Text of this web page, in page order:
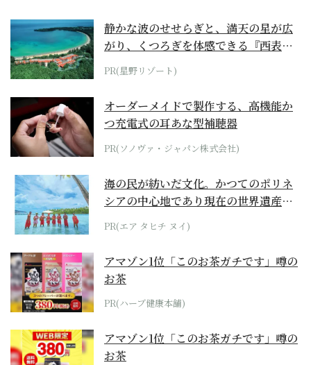
静かな波のせせらぎと、満天の星が広
がり、くつろぎを体感できる『西表島
ホテル by...
PR(星野リゾート)
オーダーメイドで製作する、高機能か
つ充電式の耳あな型補聴器
PR(ソノヴァ・ジャパン株式会社)
海の民が紡いだ文化。かつてのポリネ
シアの中心地であり現在の世界遺産か
らみえてくる...
PR(エア タヒチ ヌイ)
アマゾン1位「このお茶ガチです」噂の
お茶
PR(ハーブ健康本舗)
アマゾン1位「このお茶ガチです」噂の
お茶